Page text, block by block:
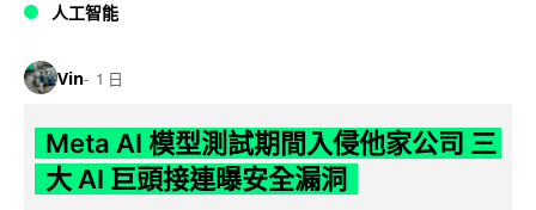
人工智能
Vin 1 日
Meta AI 模型測試期間入侵他家公司 三
大 AI 巨頭接連曝安全漏洞